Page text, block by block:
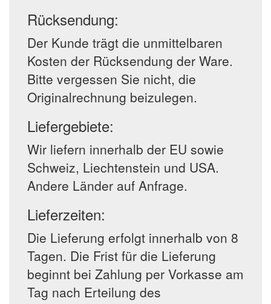
Rücksendung:
Der Kunde trägt die unmittelbaren
Kosten der Rücksendung der Ware.
Bitte vergessen Sie nicht, die
Originalrechnung beizulegen.
Liefergebiete:
Wir liefern innerhalb der EU sowie
Schweiz, Liechtenstein und USA.
Andere Länder auf Anfrage.
Lieferzeiten:
Die Lieferung erfolgt innerhalb von 8
Tagen. Die Frist für die Lieferung
beginnt bei Zahlung per Vorkasse am
Tag nach Erteilung des